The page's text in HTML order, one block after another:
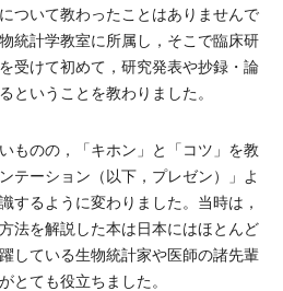
ついて教わったことはありませんで
統計学教室に所属し，そこで臨床研
受けて初めて，研究発表や抄録・論
ということを教わりました。
ものの，「キホン」と「コツ」を教
テーション（以下，プレゼン）」よ
するように変わりました。当時は，
法を解説した本は日本にはほとんど
している生物統計家や医師の諸先輩
とても役立ちました。